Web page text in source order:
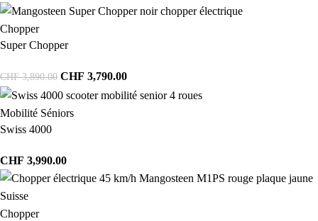
Chopper
Super Chopper
CHF3,890.00 CHF 3,790.00
Mobilité Séniors
Swiss 4000
CHF 3,990.00
Chopper